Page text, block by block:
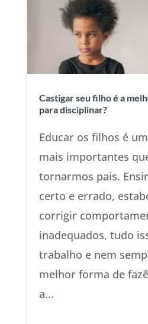
Castigar seu filho é a
para disciplinar?
Educar os filhos é
mais importantes
tornarmos pais.
certo e errado,
corrigir
inadequados, tudo
trabalho e nem
melhor forma de
a...